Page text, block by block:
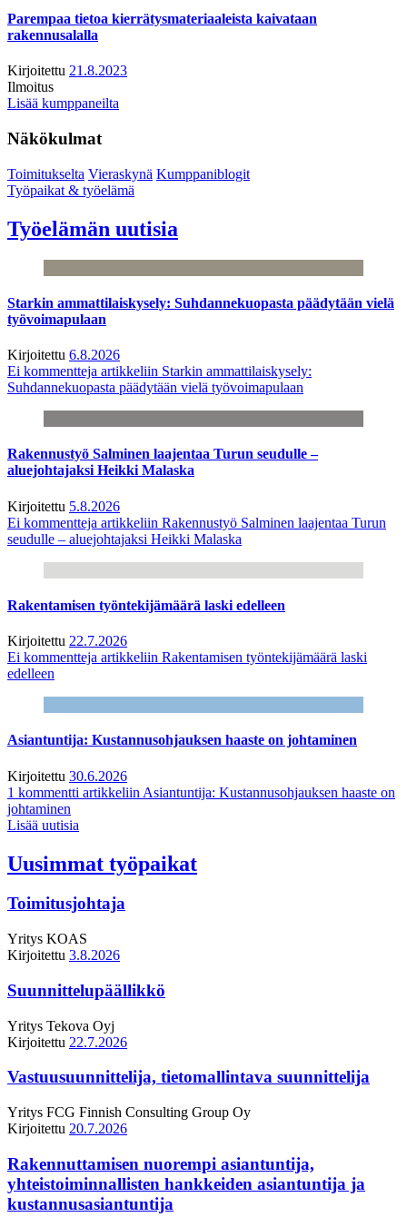
Parempaa tietoa kierrätysmateriaaleista kaivataan
rakennusalalla
Kirjoitettu 21.8.2023
Ilmoitus
Lisää kumppaneilta
Näkökulmat
Toimitukselta Vieraskynä Kumppaniblogit
Työpaikat & työelämä
Työelämän uutisia
Starkin ammattilaiskysely: Suhdannekuopasta päädytään vielä
työvoimapulaan
Kirjoitettu 6.8.2026
Ei kommentteja artikkeliin Starkin ammattilaiskysely:
Suhdannekuopasta päädytään vielä työvoimapulaan
Rakennustyö Salminen laajentaa Turun seudulle –
aluejohtajaksi Heikki Malaska
Kirjoitettu 5.8.2026
Ei kommentteja artikkeliin Rakennustyö Salminen laajentaa Turun
seudulle – aluejohtajaksi Heikki Malaska
Rakentamisen työntekijämäärä laski edelleen
Kirjoitettu 22.7.2026
Ei kommentteja artikkeliin Rakentamisen työntekijämäärä laski
edelleen
Asiantuntija: Kustannusohjauksen haaste on johtaminen
Kirjoitettu 30.6.2026
1 kommentti artikkeliin Asiantuntija: Kustannusohjauksen haaste on
johtaminen
Lisää uutisia
Uusimmat työpaikat
Toimitusjohtaja
Yritys KOAS
Kirjoitettu 3.8.2026
Suunnittelupäällikkö
Yritys Tekova Oyj
Kirjoitettu 22.7.2026
Vastuusuunnittelija, tietomallintava suunnittelija
Yritys FCG Finnish Consulting Group Oy
Kirjoitettu 20.7.2026
Rakennuttamisen nuorempi asiantuntija,
yhteistoiminnallisten hankkeiden asiantuntija ja
kustannusasiantuntija